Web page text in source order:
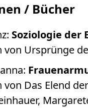
/ Bücher
Soziologie der
von Ursprünge
von Das Elend